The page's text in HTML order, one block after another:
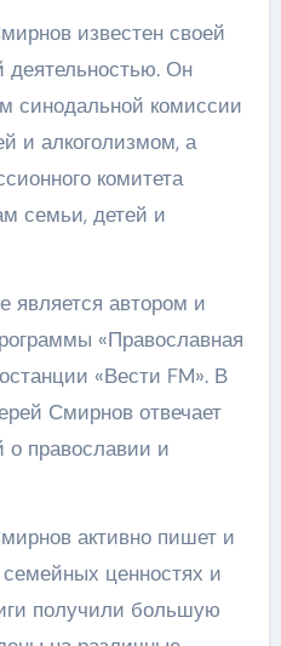
известен своей
деятельностью. Он
синодальной комиссии
и алкоголизмом, а
комитета
семьи, детей и
является автором и
«Православная
«Вести FM». В
Смирнов отвечает
о православии и
активно пишет и
семейных ценностях и
получили большую